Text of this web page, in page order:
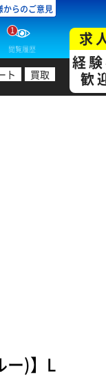
からのご意見
閲覧履歴
1
ト 買取
求
経
歓
ー)】L